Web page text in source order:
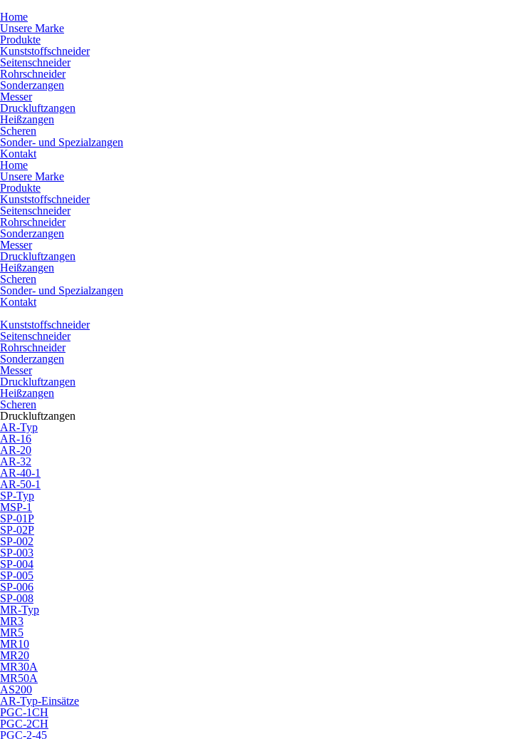
Home
Unsere Marke
Produkte
Kunststoffschneider
Seitenschneider
Rohrschneider
Sonderzangen
Messer
Druckluftzangen
Heißzangen
Scheren
Sonder- und Spezialzangen
Kontakt
Home
Unsere Marke
Produkte
Kunststoffschneider
Seitenschneider
Rohrschneider
Sonderzangen
Messer
Druckluftzangen
Heißzangen
Scheren
Sonder- und Spezialzangen
Kontakt
Kunststoffschneider
Seitenschneider
Rohrschneider
Sonderzangen
Messer
Druckluftzangen
Heißzangen
Scheren
Druckluftzangen
AR-Typ
AR-16
AR-20
AR-32
AR-40-1
AR-50-1
SP-Typ
MSP-1
SP-01P
SP-02P
SP-002
SP-003
SP-004
SP-005
SP-006
SP-008
MR-Typ
MR3
MR5
MR10
MR20
MR30A
MR50A
AS200
AR-Typ-Einsätze
PGC-1CH
PGC-2CH
PGC-2-45